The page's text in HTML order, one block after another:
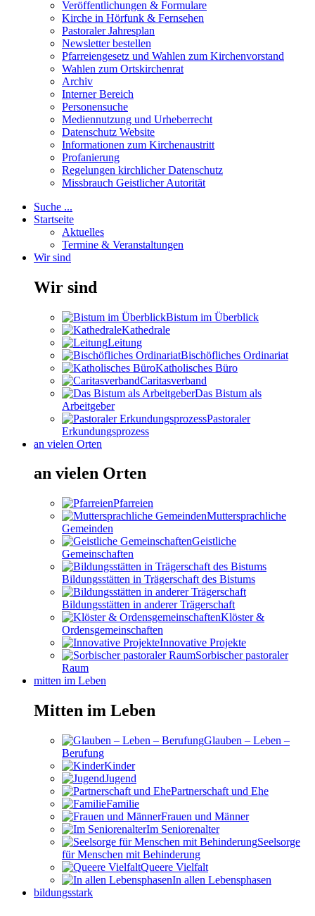
Veröffentlichungen & Formulare
Kirche in Hörfunk & Fernsehen
Pastoraler Jahresplan
Newsletter bestellen
Pfarreiengesetz und Wahlen zum Kirchenvorstand
Wahlen zum Ortskirchenrat
Archiv
Interner Bereich
Personensuche
Mediennutzung und Urheberrecht
Datenschutz Website
Informationen zum Kirchenaustritt
Profanierung
Regelungen kirchlicher Datenschutz
Missbrauch Geistlicher Autorität
Suche ...
Startseite
Aktuelles
Termine & Veranstaltungen
Wir sind
Wir sind
Bistum im Überblick
Kathedrale
Leitung
Bischöfliches Ordinariat
Katholisches Büro
Caritasverband
Das Bistum als
Arbeitgeber
Pastoraler
Erkundungsprozess
an vielen Orten
an vielen Orten
Pfarreien
Muttersprachliche
Gemeinden
Geistliche
Gemeinschaften
Bildungsstätten in Trägerschaft des Bistums
Bildungsstätten in anderer Trägerschaft
Klöster &
Ordensgemeinschaften
Innovative Projekte
Sorbischer pastoraler
Raum
mitten im Leben
Mitten im Leben
Glauben – Leben –
Berufung
Kinder
Jugend
Partnerschaft und Ehe
Familie
Frauen und Männer
Im Seniorenalter
Seelsorge
für Menschen mit Behinderung
Queere Vielfalt
In allen Lebensphasen
bildungsstark